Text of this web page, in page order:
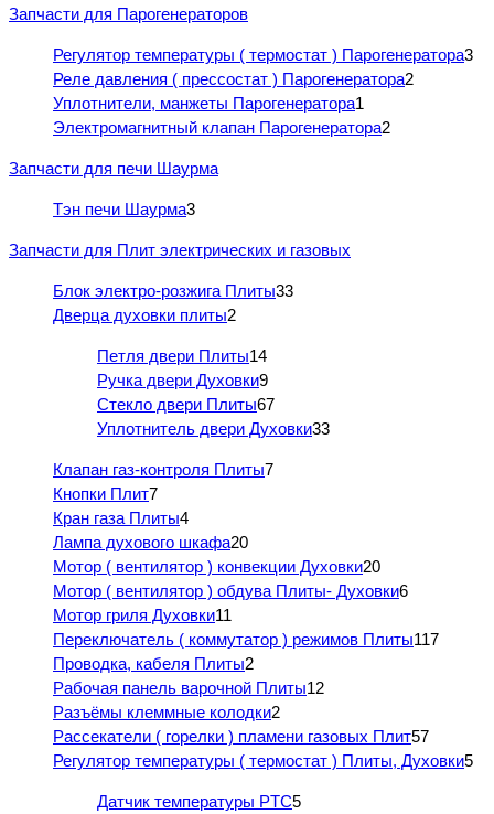
Запчасти для Парогенераторов
Регулятор температуры ( термостат ) Парогенератора3
Реле давления ( прессостат ) Парогенератора2
Уплотнители, манжеты Парогенератора1
Электромагнитный клапан Парогенератора2
Запчасти для печи Шаурма
Тэн печи Шаурма3
Запчасти для Плит электрических и газовых
Блок электро-розжига Плиты33
Дверца духовки плиты2
Петля двери Плиты14
Ручка двери Духовки9
Стекло двери Плиты67
Уплотнитель двери Духовки33
Клапан газ-контроля Плиты7
Кнопки Плит7
Кран газа Плиты4
Лампа духового шкафа20
Мотор ( вентилятор ) конвекции Духовки20
Мотор ( вентилятор ) обдува Плиты- Духовки6
Мотор гриля Духовки11
Переключатель ( коммутатор ) режимов Плиты117
Проводка, кабеля Плиты2
Рабочая панель варочной Плиты12
Разъёмы клеммные колодки2
Рассекатели ( горелки ) пламени газовых Плит57
Регулятор температуры ( термостат ) Плиты, Духовки5
Датчик температуры PTC5